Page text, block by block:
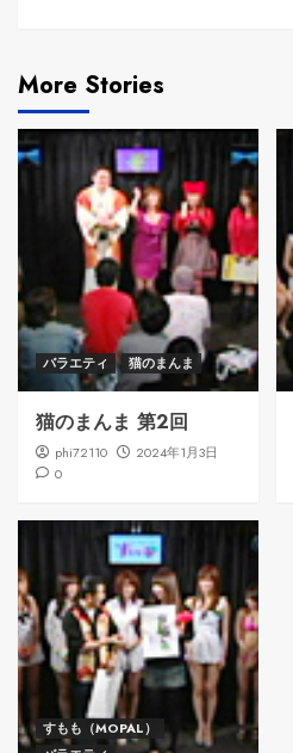
More Stories
バラエティ 猫のまんま
猫のまんま 第2回
phi72110
2024年1月3日
0
すもも（MOPAL）